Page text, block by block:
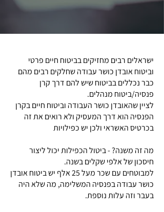
ישראלים רבים מחזיקים בביטוח חיים פרטי
וביטוח אובדן כושר עבודה שחלקים רבים מהם
כבר נכללים בביטוח שיש להם דרך קרן
פנסיה/ביטוח מנהלים.
לציין שהאובדן כושר העבודה וביטוח חיים בקרן
הפנסיה הוא דרך המעסיק ולא רואים את זה
בכרטיס האשראי ולכן יש כפילויות
מה זה משנה? - ביטול הכפילות יכול ליצור
חיסכון של אלפי שקלים בשנה.
למבוטחים עם שכר מעל 25 אלף יש ביטוח אובדן
כושר עבודה בפנסיה המשלימה, מה שלא היה
בעבר וזה עלות נוספת.